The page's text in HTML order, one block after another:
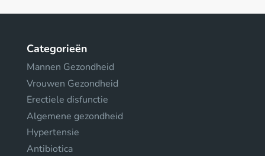
Categorieën
Mannen Gezondheid
Vrouwen Gezondheid
Erectiele disfunctie
Algemene gezondheid
Hypertensie
Antibiotica